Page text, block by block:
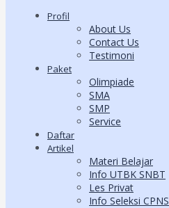
Profil
About Us
Contact Us
Testimoni
Paket
Olimpiade
SMA
SMP
Service
Daftar
Artikel
Materi Belajar
Info UTBK SNBT
Les Privat
Info Seleksi CPNS